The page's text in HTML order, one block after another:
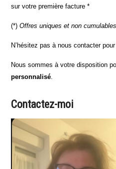
sur votre première facture *
(*)Offres uniques et non
N’hésitez pas à nous contacter
Nous sommes à votre disposition
personnalisé.
Contactez-moi